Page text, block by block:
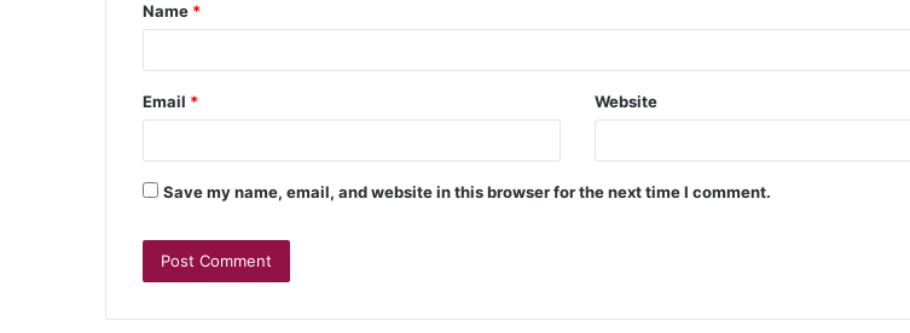
Name *
Email * Website
Save my name, email, and website in this browser for the next time I comment.